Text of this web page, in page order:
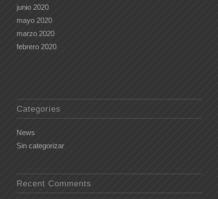
junio 2020
mayo 2020
marzo 2020
febrero 2020
Categories
News
Sin categorizar
Recent Comments